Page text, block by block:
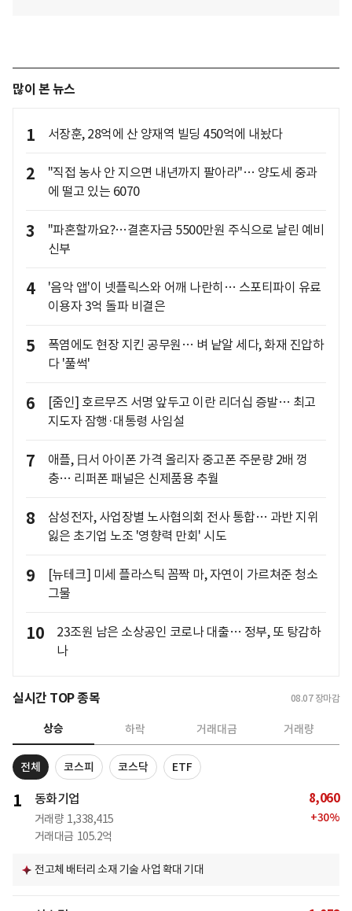
많이 본 뉴스
1 서장훈, 28억에 산 양재역 빌딩 450억에 내놨다
2
"직접 농사 안 지으면 내년까지 팔아라"… 양도세 중과
에 떨고 있는 6070
3
"파혼할까요?…결혼자금 5500만원 주식으로 날린 예비
신부
4
'음악 앱'이 넷플릭스와 어깨 나란히… 스포티파이 유료
이용자 3억 돌파 비결은
5
폭염에도 현장 지킨 공무원… 벼 낱알 세다, 화재 진압하
다 '풀썩'
6
[줌인] 호르무즈 서명 앞두고 이란 리더십 증발… 최고
지도자 잠행·대통령 사임설
7
애플, 日서 아이폰 가격 올리자 중고폰 주문량 2배 껑
충… 리퍼폰 패널은 신제품용 추월
8
삼성전자, 사업장별 노사협의회 전사 통합… 과반 지위
잃은 초기업 노조 '영향력 만회' 시도
9
[뉴테크] 미세 플라스틱 꼼짝 마, 자연이 가르쳐준 청소
그물
10
23조원 남은 소상공인 코로나 대출… 정부, 또 탕감하
나
실시간 TOP 종목 08.07 장마감
상승 하락 거래대금 거래량
전체 코스피 코스닥 ETF
1 동화기업
거래량 1,338,415
거래대금 105.2억
8,060
+30%
전고체 배터리 소재 기술 사업 확대 기대